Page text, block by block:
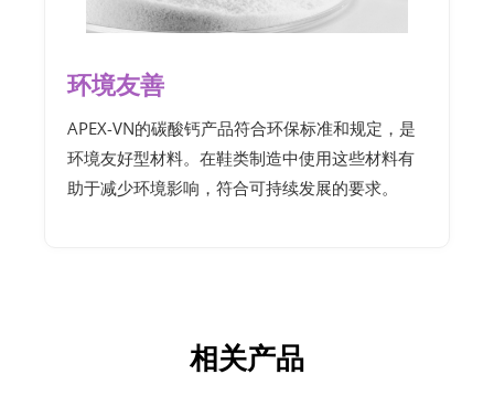
环境友善
APEX-VN的碳酸钙产品符合环保标准和规定，是
环境友好型材料。在鞋类制造中使用这些材料有
助于减少环境影响，符合可持续发展的要求。
相关产品